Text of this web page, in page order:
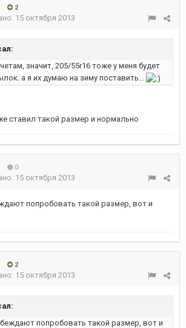
2
15 октября 2013
значит, 205/55r16 тоже у меня будет
а я их думаю на зиму поставить...
ставил такой размер и нормально
0
15 октября 2013
попробовать такой размер, вот и
2
15 октября 2013
попробовать такой размер, вот и